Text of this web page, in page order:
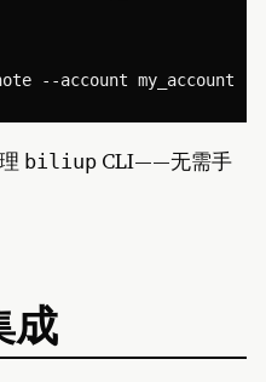
biliup CLI——无需手
成